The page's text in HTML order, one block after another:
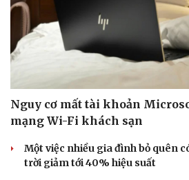
Nguy cơ mất tài khoản
mạng Wi-Fi khách sạn
Một việc nhiều gia đình bỏ quên
trời giảm tới 40% hiệu suất